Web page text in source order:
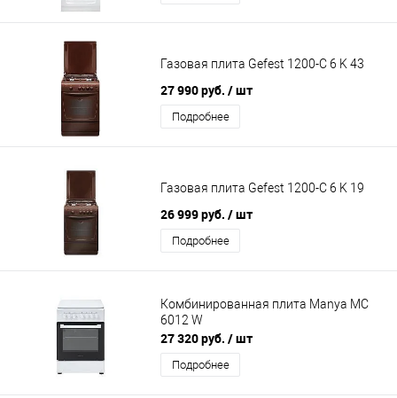
Газовая плита Gefest 1200-С 6 K 43
27 990 руб. / шт
Подробнее
Газовая плита Gefest 1200-С 6 K 19
26 999 руб. / шт
Подробнее
Комбинированная плита Manya MC
6012 W
27 320 руб. / шт
Подробнее